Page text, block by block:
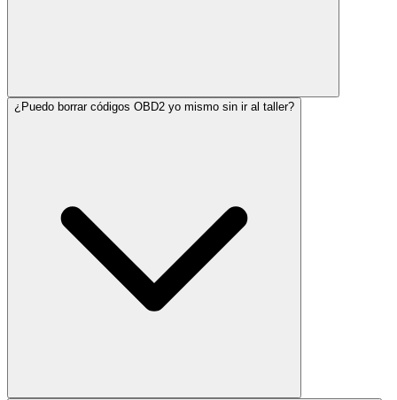
¿Puedo borrar códigos OBD2 yo mismo sin ir al taller?